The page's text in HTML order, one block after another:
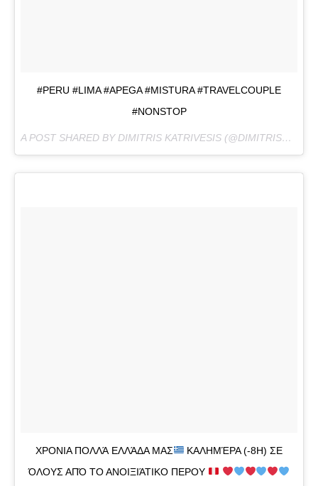
#PERU #LIMA #APEGA #MISTURA #TRAVELCOUPLE
#NONSTOP
A POST SHARED BY DIMITRIS KATRIVESIS (@DIMITRISKATRIVESIS) ON
ΧΡΟΝΙΑ ΠΟΛΛΆ ΕΛΛΆΔΑ ΜΑΣ
ΚΑΛΗΜΈΡΑ (-8H) ΣΕ
ΌΛΟΥΣ ΑΠΌ ΤΟ ΑΝΟΙΞΙΆΤΙΚΟ ΠΕΡΟΥ